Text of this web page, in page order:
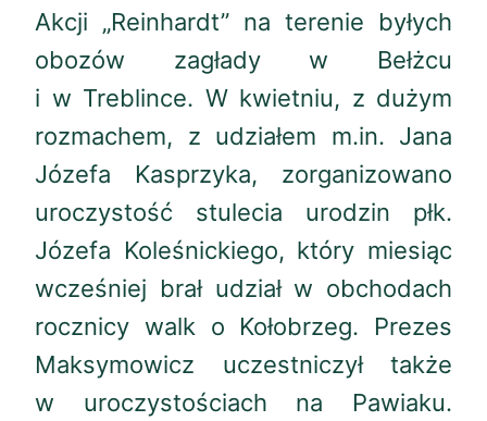
Akcji „Reinhardt” na terenie byłych
obozów zagłady w Bełżcu
i w Treblince. W kwietniu, z dużym
rozmachem, z udziałem m.in. Jana
Józefa Kasprzyka, zorganizowano
uroczystość stulecia urodzin płk.
Józefa Koleśnickiego, który miesiąc
wcześniej brał udział w obchodach
rocznicy walk o Kołobrzeg. Prezes
Maksymowicz uczestniczył także
w uroczystościach na Pawiaku.